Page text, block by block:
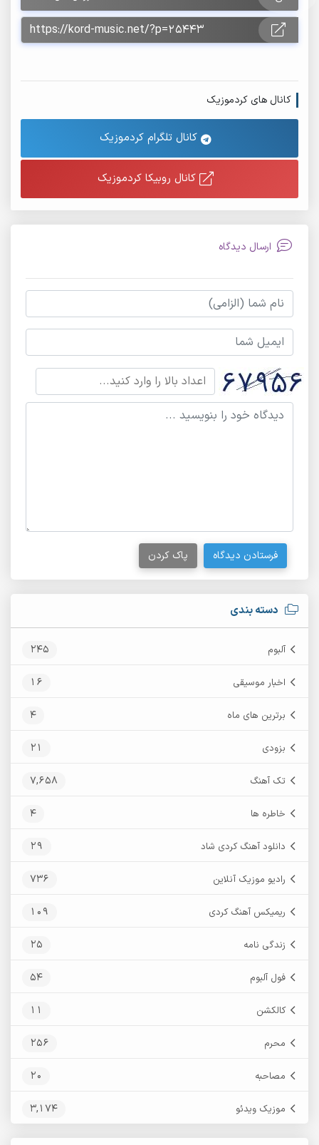
دسته بندی
آلبوم 245
اخبار موسیقی 16
برترین های ماه 4
بزودی 21
تک آهنگ 7,658
خاطره ها 4
دانلود آهنگ کردی شاد 29
رادیو موزیک آنلاین 736
ریمیکس آهنگ کردی 109
زندگی نامه 25
فول آلبوم 54
کالکشن 11
محرم 256
مصاحبه 20
موزیک ویدئو 3,174
کانال های کردموزیک
کانال تلگرام کردموزیک
کانال روبیکا کردموزیک
ارسال دیدگاه
فرستادن دیدگاه پاک کردن